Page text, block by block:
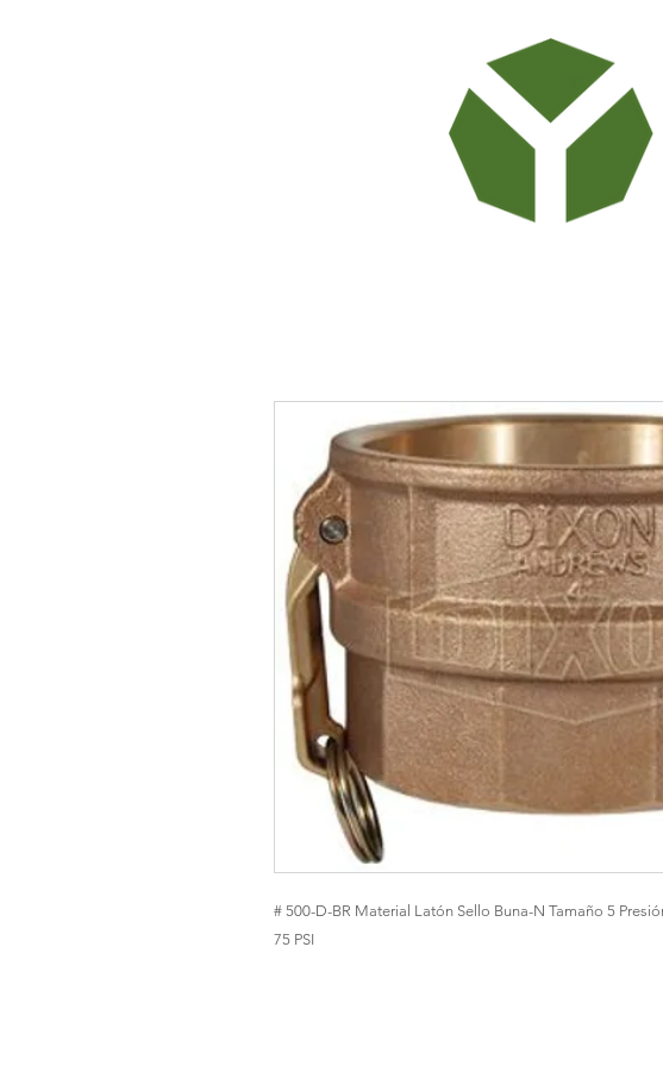
# 500-D-BR Material Latón Sello Buna-N Tamaño 5
75 PSI